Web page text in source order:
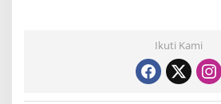
Ikuti Kami